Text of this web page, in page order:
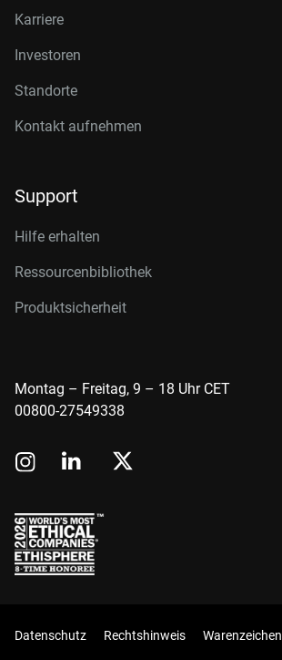
Karriere
Investoren
Standorte
Kontakt aufnehmen
Support
Hilfe erhalten
Ressourcenbibliothek
Produktsicherheit
Montag – Freitag, 9 – 18 Uhr CET
00800-27549338
Datenschutz Rechtshinweis Warenzeichen